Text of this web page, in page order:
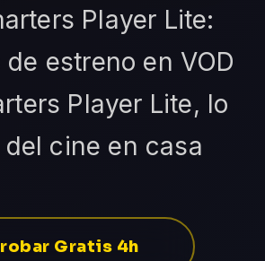
Player Lite:
estreno en VOD
Player Lite, lo
cine en casa
Gratis 4h